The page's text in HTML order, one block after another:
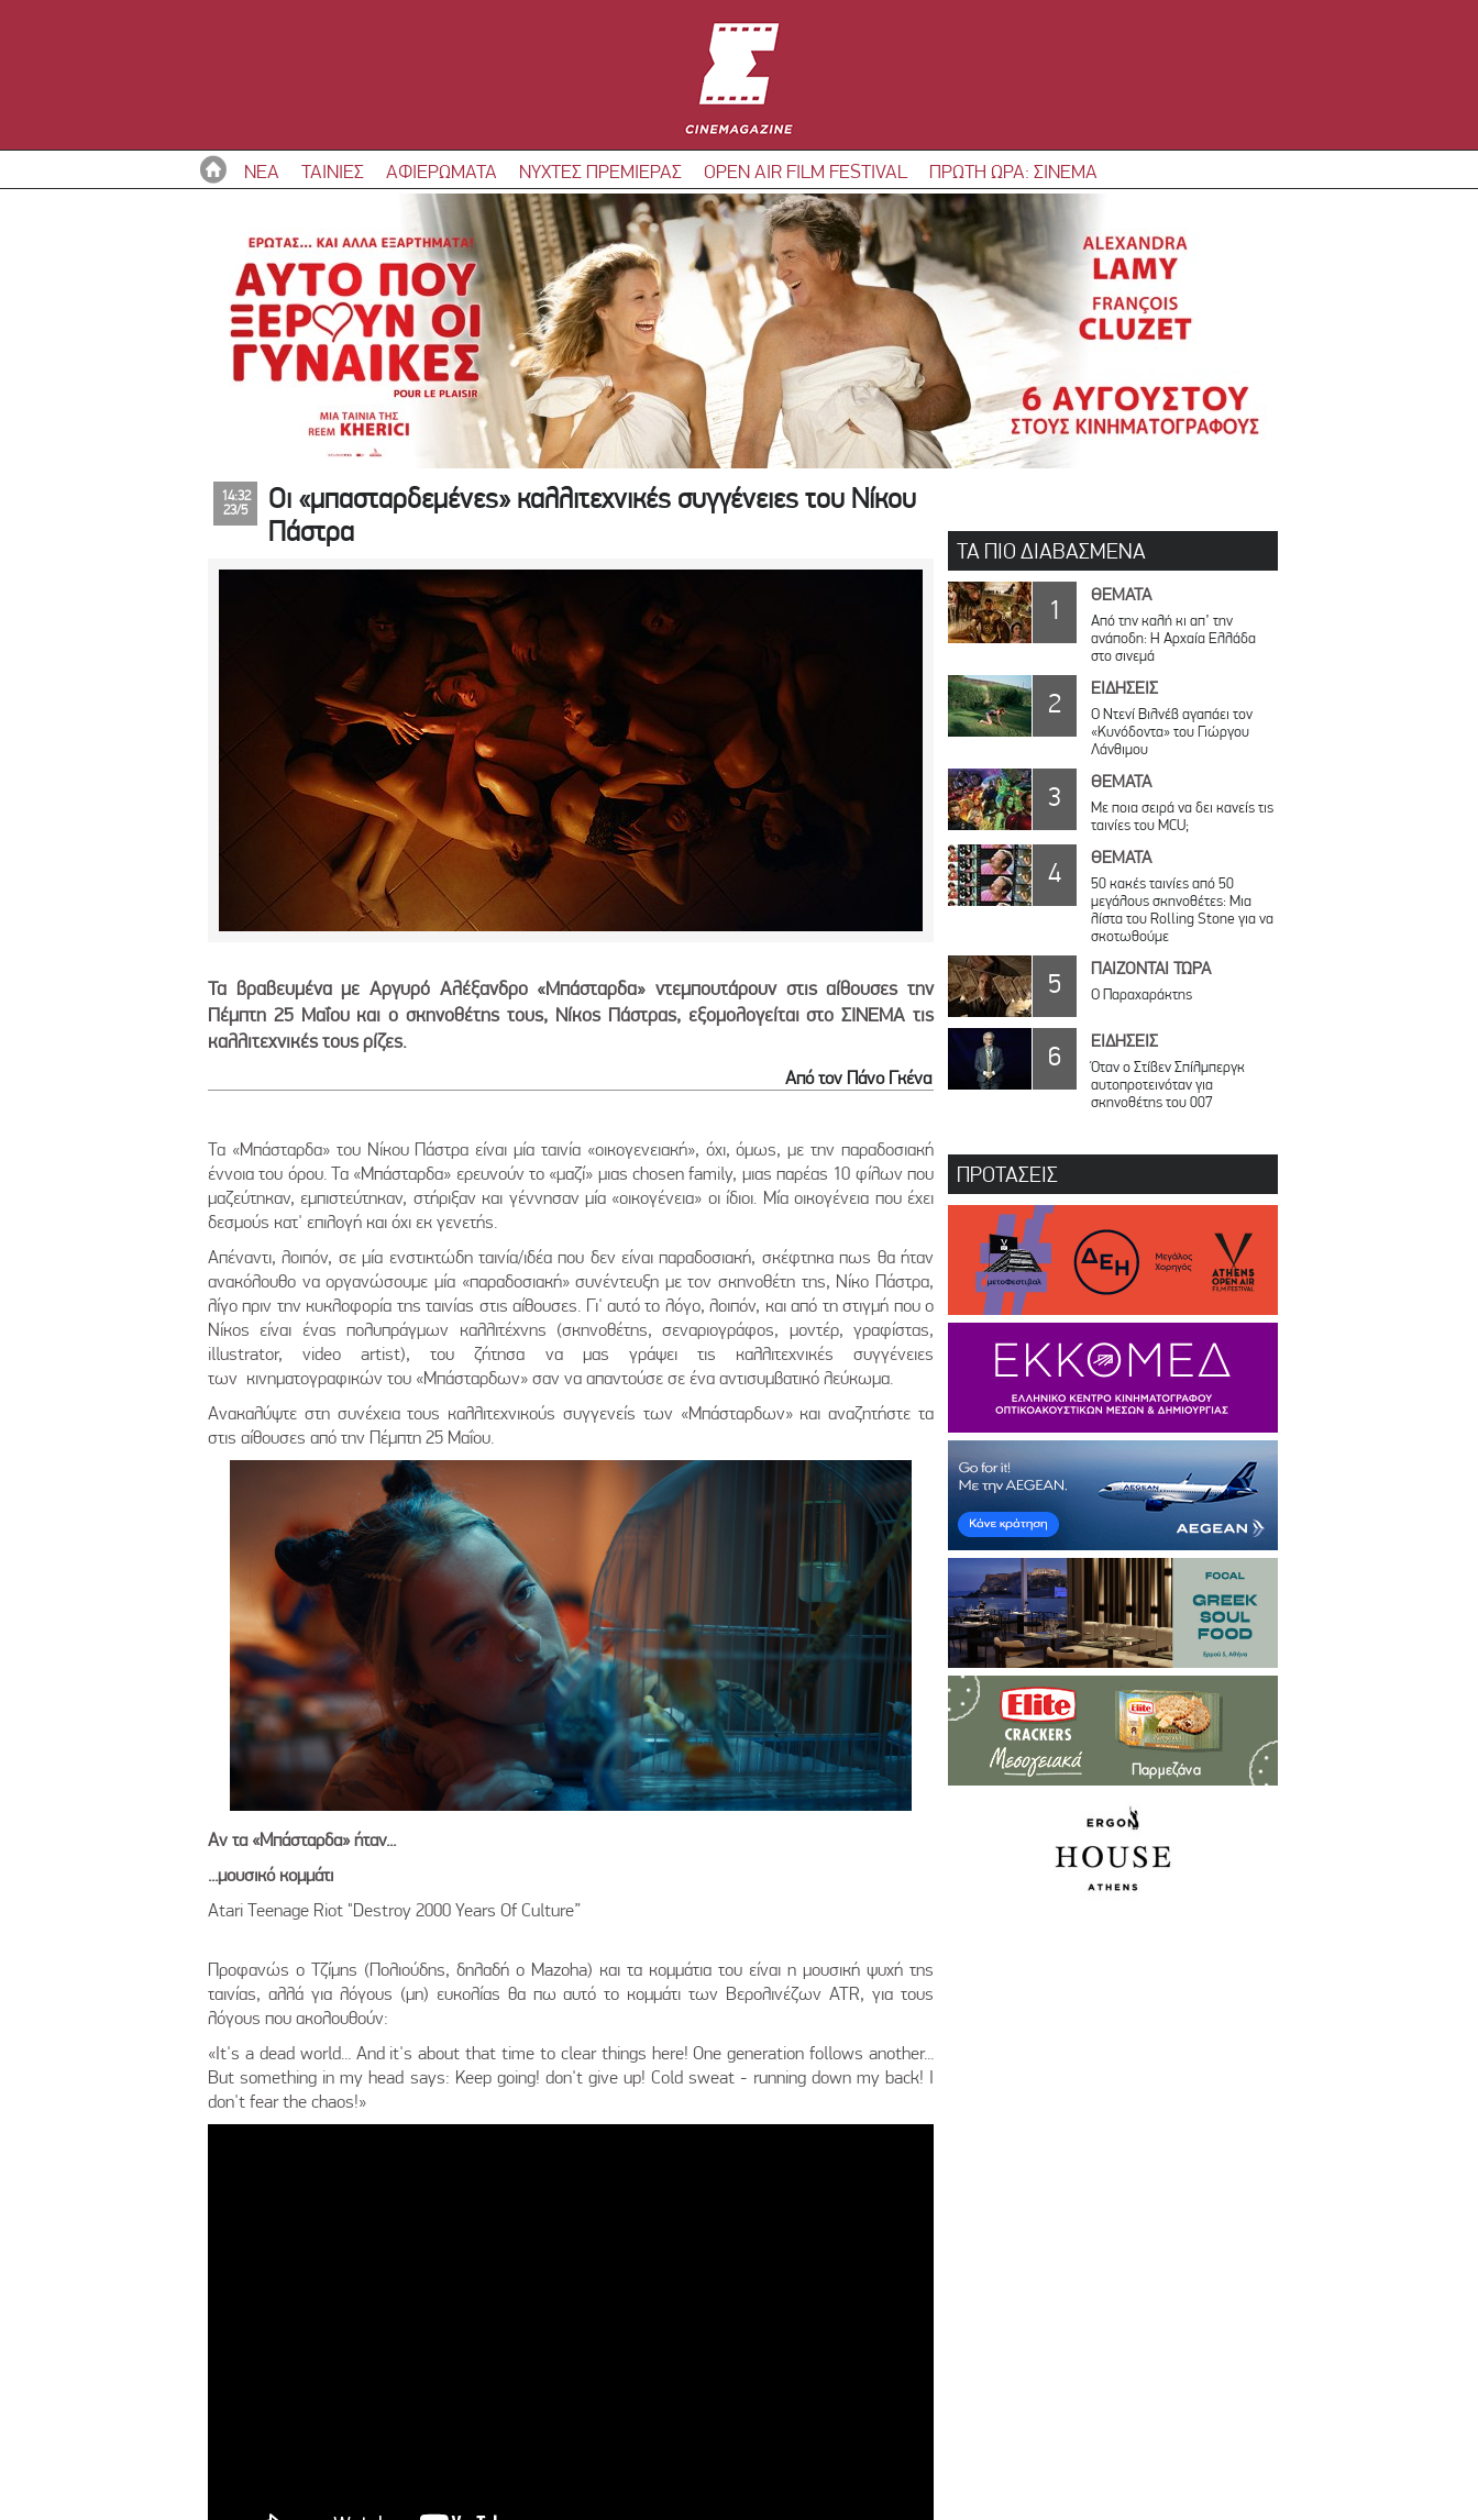
ΝΕΑ ΤΑΙΝΙΕΣ ΑΦΙΕΡΩΜΑΤΑ ΝΥΧΤΕΣ ΠΡΕΜΙΕΡΑΣ OPEN AIR FILM FESTIVAL ΠΡΩΤΗ ΩΡΑ: ΣΙΝΕΜΑ
14:32
23/5
Οι «μπασταρδεμένες» καλλιτεχνικές συγγένειες του Νίκου
Πάστρα
Τα βραβευμένα με Αργυρό Αλέξανδρο «Μπάσταρδα» ντεμπουτάρουν στις αίθουσες την
Πέμπτη 25 Μαΐου και ο σκηνοθέτης τους, Νίκος Πάστρας, εξομολογείται στο ΣΙΝΕΜΑ τις
καλλιτεχνικές τους ρίζες.
Από τον Πάνο Γκένα
Τα «Μπάσταρδα» του Νίκου Πάστρα είναι μία ταινία «οικογενειακή», όχι, όμως, με την παραδοσιακή
έννοια του όρου. Τα «Μπάσταρδα» ερευνούν το «μαζί» μιας chosen family, μιας παρέας 10 φίλων που
μαζεύτηκαν, εμπιστεύτηκαν, στήριξαν και γέννησαν μία «οικογένεια» οι ίδιοι. Μία οικογένεια που έχει
δεσμούς κατ' επιλογή και όχι εκ γενετής.
Απέναντι, λοιπόν, σε μία ενστικτώδη ταινία/ιδέα που δεν είναι παραδοσιακή, σκέφτηκα πως θα ήταν
ανακόλουθο να οργανώσουμε μία «παραδοσιακή» συνέντευξη με τον σκηνοθέτη της, Νίκο Πάστρα,
λίγο πριν την κυκλοφορία της ταινίας στις αίθουσες. Γι' αυτό το λόγο, λοιπόν, και από τη στιγμή που ο
Νίκος είναι ένας πολυπράγμων καλλιτέχνης (σκηνοθέτης, σεναριογράφος, μοντέρ, γραφίστας,
illustrator, video artist), του ζήτησα να μας γράψει τις καλλιτεχνικές συγγένειες
των κινηματογραφικών του «Μπάσταρδων» σαν να απαντούσε σε ένα αντισυμβατικό λεύκωμα.
Ανακαλύψτε στη συνέχεια τους καλλιτεχνικούς συγγενείς των «Μπάσταρδων» και αναζητήστε τα
στις αίθουσες από την Πέμπτη 25 Μαΐου.
Αν τα «Μπάσταρδα» ήταν...
...μουσικό κομμάτι
Atari Teenage Riot "Destroy 2000 Years Of Culture”
Προφανώς ο Τζίμης (Πολιούδης, δηλαδή ο Mazoha) και τα κομμάτια του είναι η μουσική ψυχή της
ταινίας, αλλά για λόγους (μη) ευκολίας θα πω αυτό το κομμάτι των Βερολινέζων ATR, για τους
λόγους που ακολουθούν:
«It's a dead world... And it's about that time to clear things here! One generation follows another...
But something in my head says: Keep going! don't give up! Cold sweat - running down my back! I
don't fear the chaos!»
ΤΑ ΠΙΟ ΔΙΑΒΑΣΜΕΝΑ
1 ΘΕΜΑΤΑ
Από την καλή κι απ’ την
ανάποδη: Η Αρχαία Ελλάδα
στο σινεμά
2 ΕΙΔΗΣΕΙΣ
Ο Ντενί Βιλνέβ αγαπάει τον
«Κυνόδοντα» του Γιώργου
Λάνθιμου
3 ΘΕΜΑΤΑ
Με ποια σειρά να δει κανείς τις
ταινίες του MCU;
4 ΘΕΜΑΤΑ
50 κακές ταινίες από 50
μεγάλους σκηνοθέτες: Μια
λίστα του Rolling Stone για να
σκοτωθούμε
5 ΠΑΙΖΟΝΤΑΙ ΤΩΡΑ
Ο Παραχαράκτης
6 ΕΙΔΗΣΕΙΣ
Όταν ο Στίβεν Σπίλμπεργκ
αυτοπροτεινόταν για
σκηνοθέτης του 007
ΠΡΟΤΑΣΕΙΣ